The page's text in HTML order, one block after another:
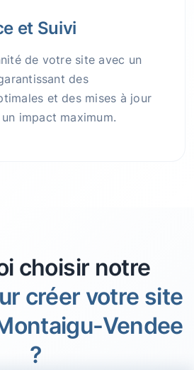
et Suivi
de votre site avec un
des
et des mises à jour
impact maximum.
choisir notre
créer votre site
Vendee
?